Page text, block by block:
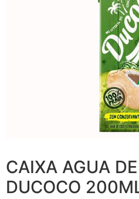
CAIXA AGUA
DUCOCO